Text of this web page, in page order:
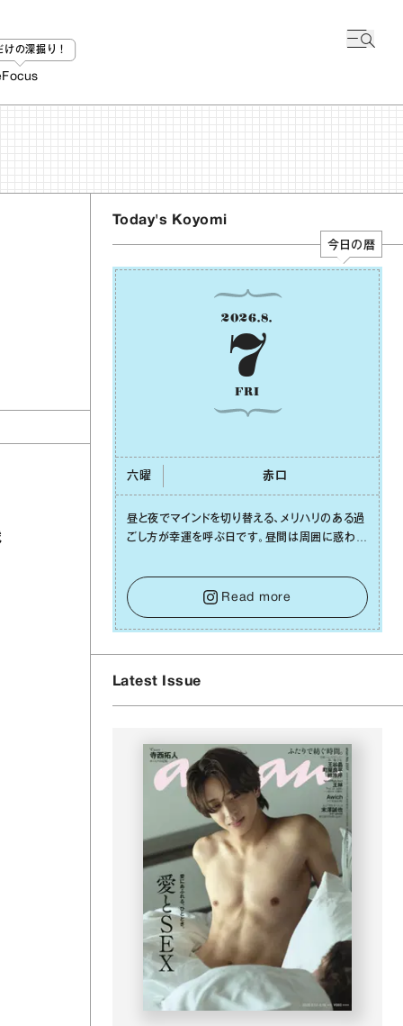
けの深掘り！
Focus
Today's Koyomi
今日の暦
2026.8.
7
FRI
六曜 ⾚⼝
昼と夜でマインドを切り替える、メリハリのある過
ごし⽅が幸運を呼ぶ⽇です。昼間は周囲に惑わさ
をキープして。そして夜は、疲れや寂しさから⽢
い⾔葉に流されないよう、⼼にしっかりブレーキ
をかけること。この意識の切り替えが、あなたに
確かな安⼼感をもたらすはずです。
Read more
Latest Issue